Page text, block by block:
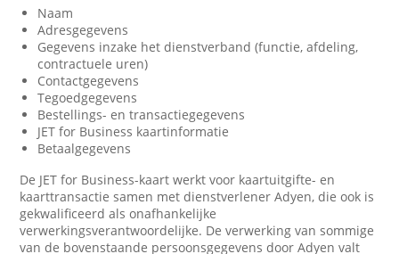
Naam
Adresgegevens
Gegevens inzake het dienstverband (functie, afdeling,
contractuele uren)
Contactgegevens
Tegoedgegevens
Bestellings- en transactiegegevens
JET for Business kaartinformatie
Betaalgegevens
De JET for Business-kaart werkt voor kaartuitgifte- en
kaarttransactie samen met dienstverlener Adyen, die ook is
gekwalificeerd als onafhankelijke
verwerkingsverantwoordelijke. De verwerking van sommige
van de bovenstaande persoonsgegevens door Adyen valt